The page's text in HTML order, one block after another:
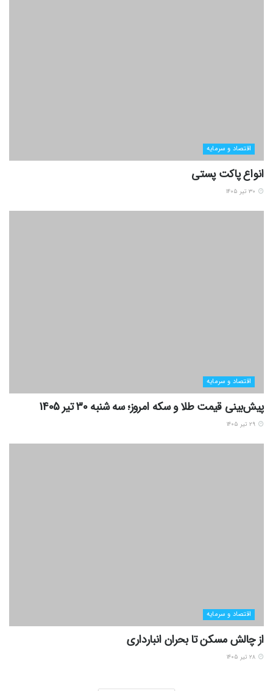
اقتصاد و سرمایه
انواع پاکت پستی
اقتصاد و سرمایه
پیش‌بینی قیمت طلا و سکه امروز؛ سه شنبه 30 تیر 1405
اقتصاد و سرمایه
از چالش مسکن تا بحران انبارداری